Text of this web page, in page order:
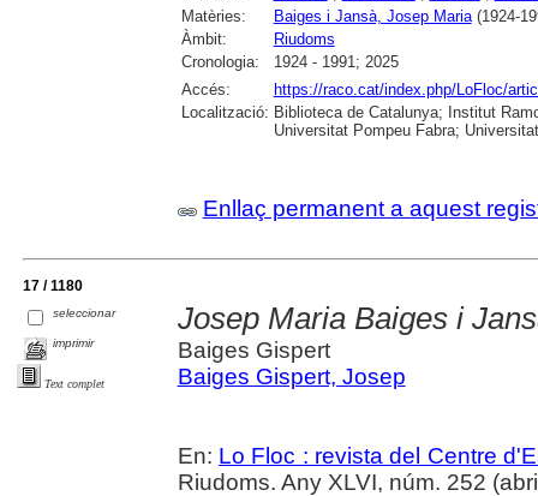
Matèries:
Baiges i Jansà, Josep Maria(1924-
Àmbit:
Riudoms
Cronologia:
1924 - 1991; 2025
Accés:
https://raco.cat/index.php/LoFloc/
Localització: Biblioteca de Catalunya; Institut
Universitat Pompeu Fabra;
Enllaç permanent a aquest
17 / 1180
seleccionar
imprimir
Text complet
Josep Maria Baiges i
Baiges Gispert
Baiges Gispert, Josep
En: Lo Floc : revista del Centre
Riudoms. Any XLVI, núm. 252